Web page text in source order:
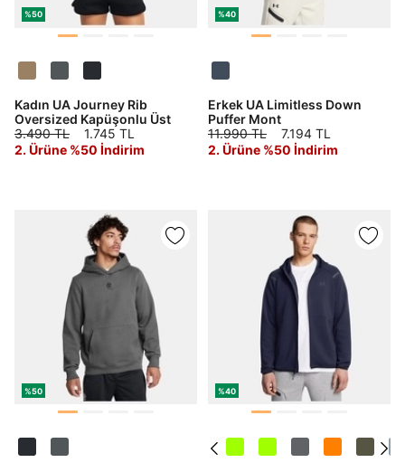
%50
Kadın UA Journey Rib
Oversized Kapüşonlu Üst
3.490 TL
1.745 TL
2. Ürüne %50 İndirim
%40
Erkek UA Limitless Down
Puffer Mont
11.990 TL
7.194 TL
2. Ürüne %50 İndirim
%50 %40